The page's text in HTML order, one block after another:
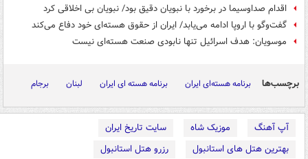
اقدام صداوسیما در برخورد با نبویان دقیق بود/ نبویان بی اخلاقی کرد
گفت‌وگو با اروپا ادامه می‌یابد/ ایران از حقوق هسته‌ای خود دفاع می‌کند
موسویان: هدف اسرائیل تنها نابودی صنعت هسته‌ای نیست
برچسب‌ها برنامه هسته‌ای ایران برنامه هسته ای ایران لبنان برجام
آپ آهنگ موزیک شاه
سایت تاریخ ایران
بهترین هتل های استانبول
رزرو هتل استانبول